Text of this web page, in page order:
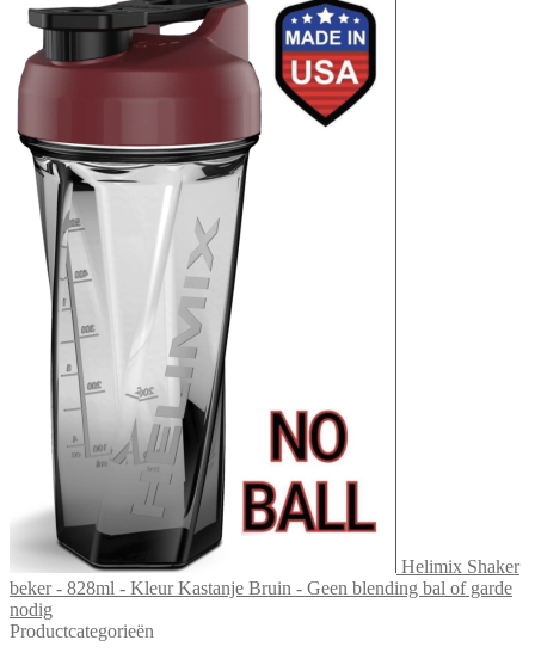
Helimix Shaker
beker - 828ml - Kleur Kastanje Bruin - Geen blending bal of garde
nodig
Productcategorieën